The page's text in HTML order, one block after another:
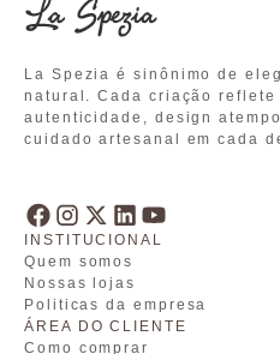
La Spezia é sinônimo de
natural. Cada criação reflete
autenticidade, design
cuidado artesanal em cada
INSTITUCIONAL
Quem somos
Nossas lojas
Politicas da empresa
ÁREA DO CLIENTE
Como comprar